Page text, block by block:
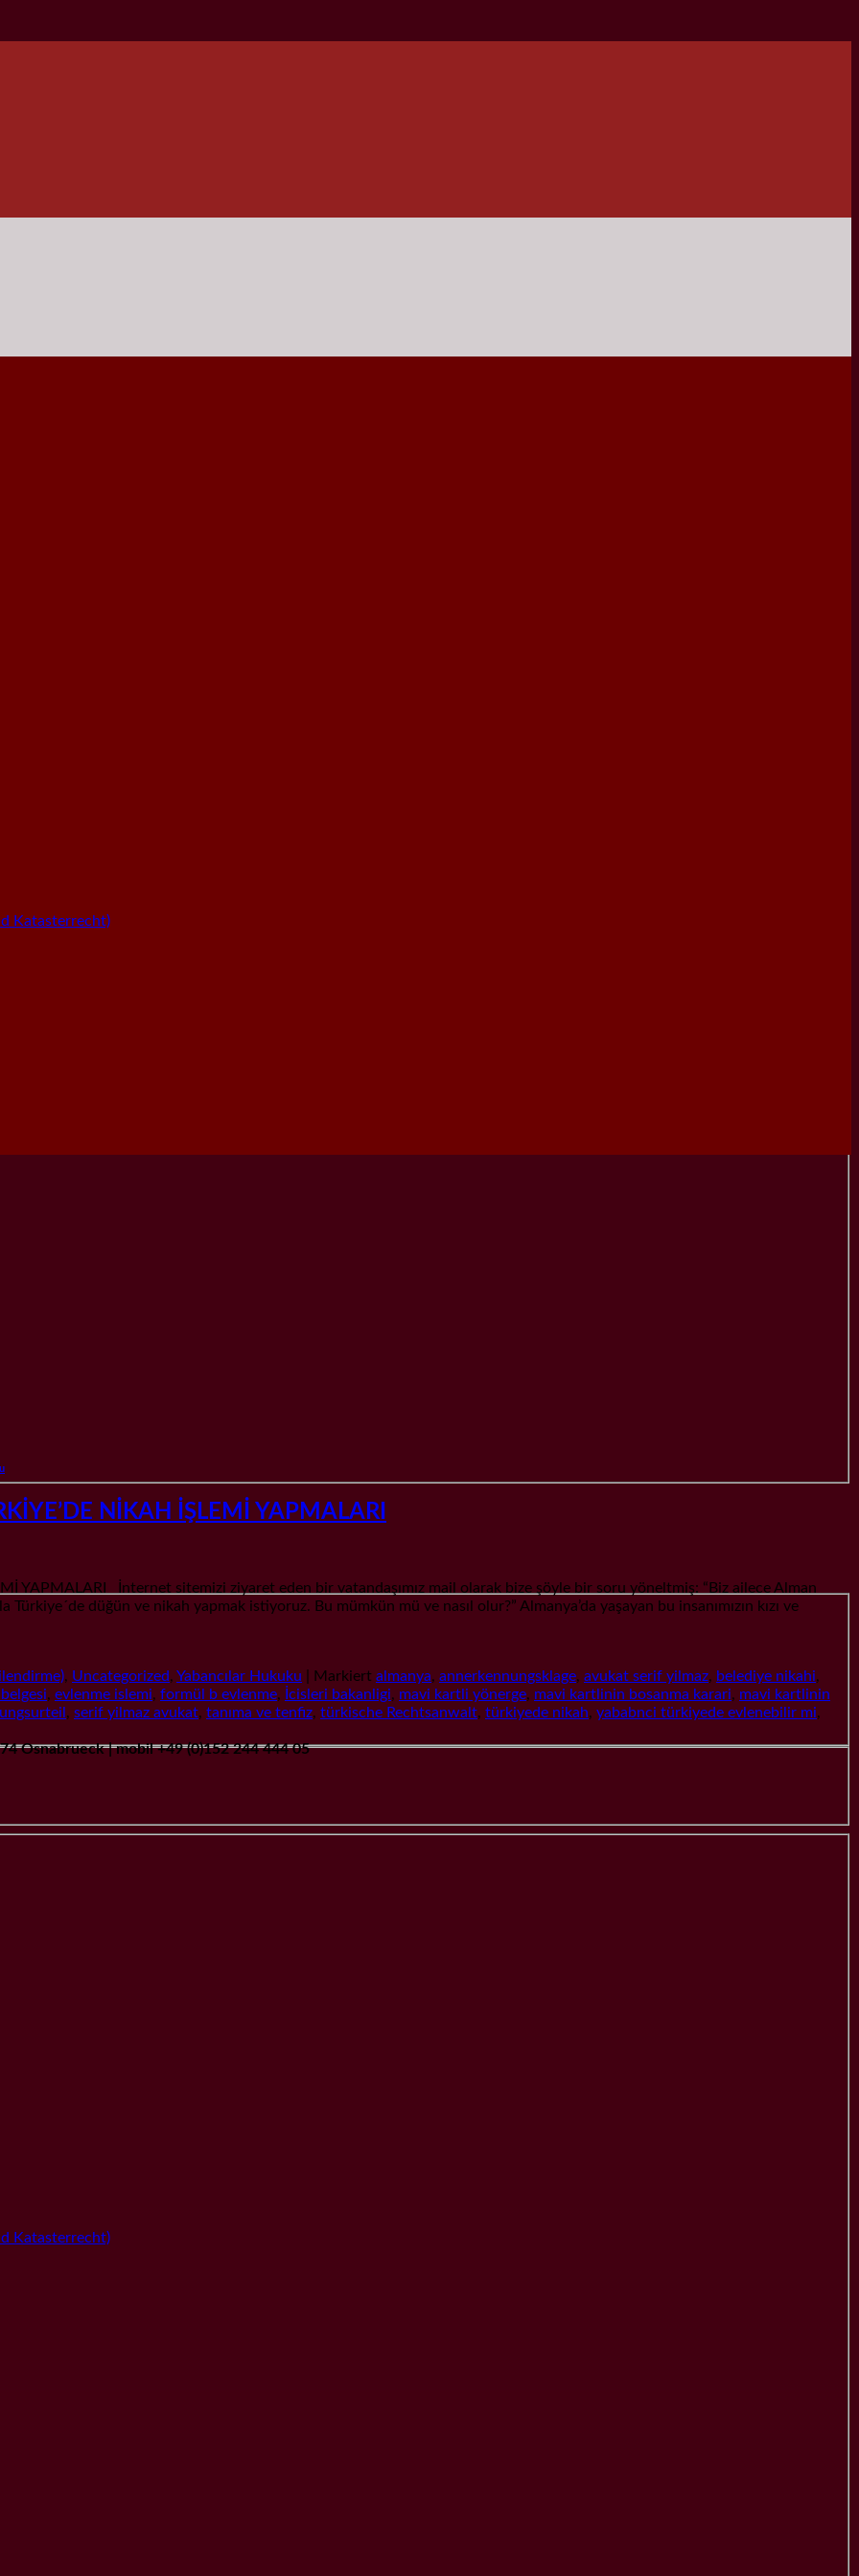
Katasterrecht)
NİKAH İŞLEMİ YAPMALARI
YAPMALARI İnternet sitemizi ziyaret eden bir vatandaşımız mail olarak bize şöyle bir soru yöneltmiş: “Biz ailece Alman
Türkiye´de düğün ve nikah yapmak istiyoruz. Bu mümkün mü ve nasıl olur?” Almanya’da yaşayan bu insanımızın kızı ve
, Uncategorized, Yabancılar Hukuku Markiert almanya, annerkennungsklage, avukat serif yilmaz, belediye nikahi,
, evlenme islemi, formül b evlenme, İcisleri bakanligi, mavi kartli yönerge, mavi kartlinin bosanma karari, mavi kartlinin
, serif yilmaz avukat, tanıma ve tenfiz, türkische Rechtsanwalt, türkiyede nikah, yababnci türkiyede evlenebilir mi,
Osnabrueck | mobil +49 (0)152 244 444 05
Katasterrecht)